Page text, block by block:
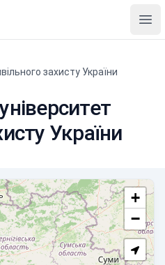
захисту України
України
+
−